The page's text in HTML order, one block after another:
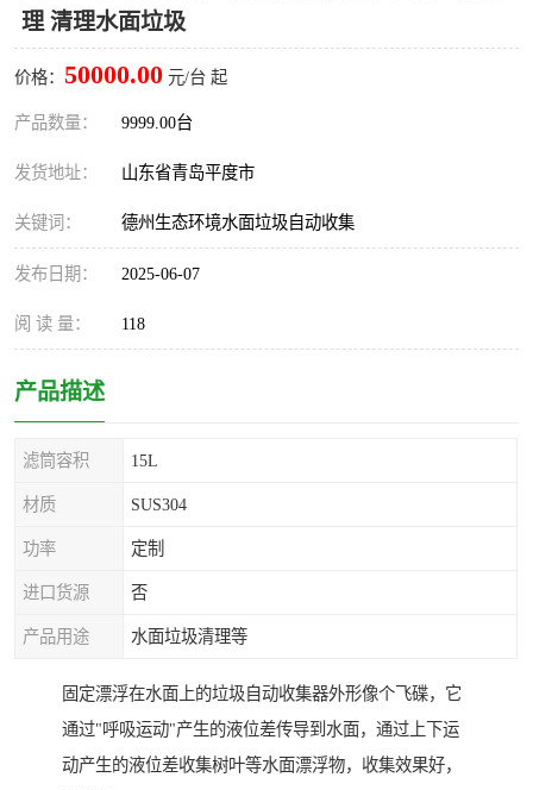
理 清理水面垃圾
价格： 50000.00 元/台 起
产品数量： 9999.00台
发货地址： 山东省青岛平度市
关键词： 德州生态环境水面垃圾自动收集
发布日期： 2025-06-07
阅 读 量： 118
产品描述
滤筒容积 15L
材质 SUS304
功率 定制
进口货源 否
产品用途 水面垃圾清理等
固定漂浮在水面上的垃圾自动收集器外形像个飞碟，它
通过"呼吸运动"产生的液位差传导到水面，通过上下运
动产生的液位差收集树叶等水面漂浮物，收集效果好，
真空冲洗设备
水平自清洗格栅